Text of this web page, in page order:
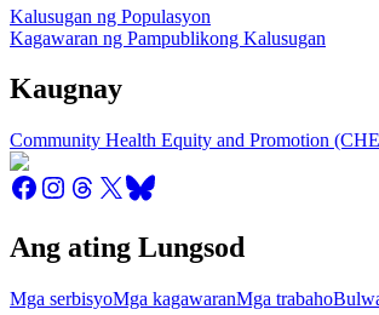
Kalusugan ng Populasyon
Kagawaran ng Pampublikong Kalusugan
Kaugnay
Community Health Equity and Promotion
Ang ating Lungsod
Mga serbisyoMga kagawaranMga trabaho